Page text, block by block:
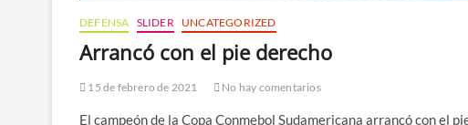
DEFENSA SLIDER UNCATEGORIZED
Arrancó con el pie derecho
15 de febrero de 2021 No hay comentarios
El campeón de la Copa Conmebol Sudamericana arrancó con el